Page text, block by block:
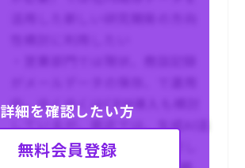
中。ゆくゆくはCRM導入も検討
しているが、直近では、生成AI活
用によるデータ利活用を検討し
詳細を確認したい方
無料会員登録